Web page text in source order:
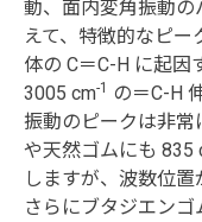
動、面内変角振動の
えて、特徴的なピー
体の C＝C-H に起因
3005 cm-1 の＝C-H
振動のピークは非常
や天然ゴムにも 835
しますが、波数位置
さらにブタジエン